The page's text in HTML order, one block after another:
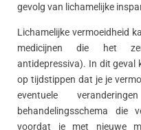
gevolg van lichamelijke
Lichamelijke vermoeidheid
medicijnen die het
antidepressiva). In dit geval
op tijdstippen dat je je
eventuele
behandelingsschema die
voordat je met nieuwe